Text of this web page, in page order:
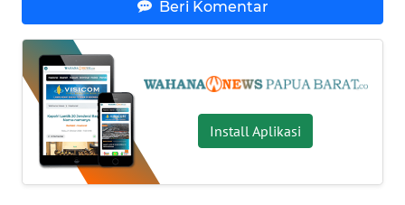
Beri Komentar
Install Aplikasi
WN
BABEL
WN
SUMBAR
WN